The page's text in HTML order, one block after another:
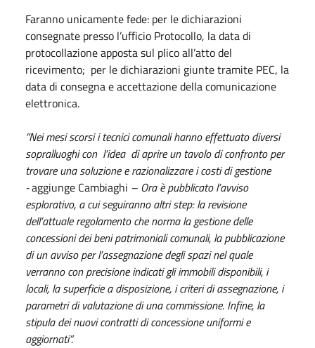
Faranno unicamente fede: per le dichiarazioni
consegnate presso l’ufficio Protocollo, la data di
protocollazione apposta sul plico all’atto del
ricevimento; per le dichiarazioni giunte tramite PEC, la
data di consegna e accettazione della comunicazione
elettronica.
“Nei mesi scorsi i tecnici comunali hanno effettuato diversi
sopralluoghi con l’idea di aprire un tavolo di confronto per
trovare una soluzione e razionalizzare i costi di gestione
-aggiunge Cambiaghi – Ora è pubblicato l’avviso
esplorativo, a cui seguiranno altri step: la revisione
dell’attuale regolamento che norma la gestione delle
concessioni dei beni patrimoniali comunali, la pubblicazione
di un avviso per l’assegnazione degli spazi nel quale
verranno con precisione indicati gli immobili disponibili, i
locali, la superficie a disposizione, i criteri di assegnazione, i
parametri di valutazione di una commissione. Infine, la
stipula dei nuovi contratti di concessione uniformi e
aggiornati”.